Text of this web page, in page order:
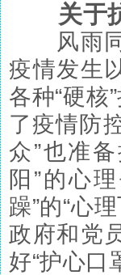
关于
风雨同
疫情发生
各种“硬核
了疫情防
众”也准
阳”的心
躁”的“心
政府和党
好“护心口